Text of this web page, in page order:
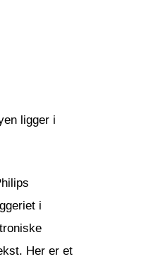
ligger i
i
Her er et